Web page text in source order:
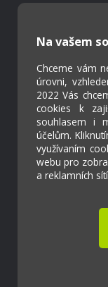
Na vašem
Chceme vám
úrovni,
2022 Vás
cookies k
souhlasem i
účelům.
využívaním
webu pro
a reklamních
Základní